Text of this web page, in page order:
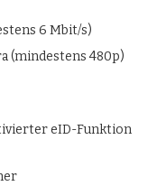
6 Mbit/s)
(mindestens 480p)
eID-Funktion